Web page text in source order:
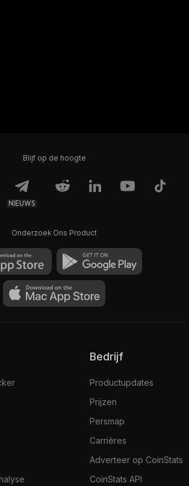
Blijf op de hoogte
NIEUWS
Onderzoek Ons Product
Bedrijf
Productupdates
Prijzen
Persmap
Carrières
Adverteer op CoinStats
CoinStats API